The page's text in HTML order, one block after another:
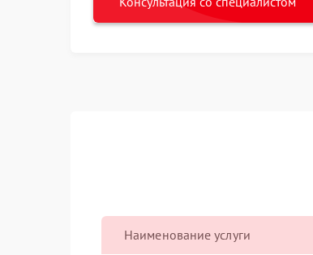
Наименование услуги